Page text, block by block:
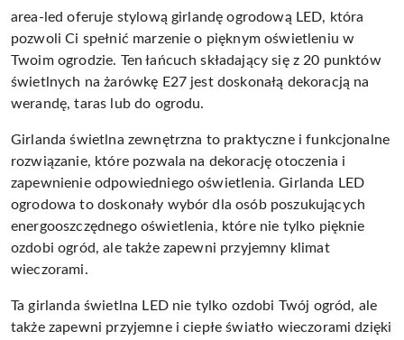
area-led oferuje stylową girlandę ogrodową LED, która
pozwoli Ci spełnić marzenie o pięknym oświetleniu w
Twoim ogrodzie. Ten łańcuch składający się z 20 punktów
świetlnych na żarówkę E27 jest doskonałą dekoracją na
werandę, taras lub do ogrodu.
Girlanda świetlna zewnętrzna to praktyczne i funkcjonalne
rozwiązanie, które pozwala na dekorację otoczenia i
zapewnienie odpowiedniego oświetlenia. Girlanda LED
ogrodowa to doskonały wybór dla osób poszukujących
energooszczędnego oświetlenia, które nie tylko pięknie
ozdobi ogród, ale także zapewni przyjemny klimat
wieczorami.
Ta girlanda świetlna LED nie tylko ozdobi Twój ogród, ale
także zapewni przyjemne i ciepłe światło wieczorami dzięki